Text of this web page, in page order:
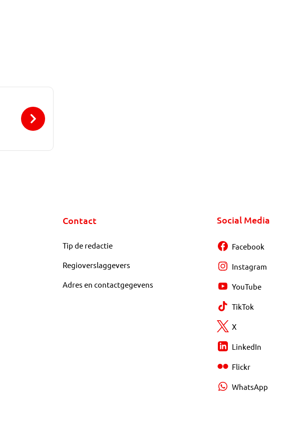
Contact
Tip de redactie
Regioverslaggevers
Adres en contactgegevens
Social Media
Facebook
Instagram
YouTube
TikTok
X
LinkedIn
Flickr
WhatsApp